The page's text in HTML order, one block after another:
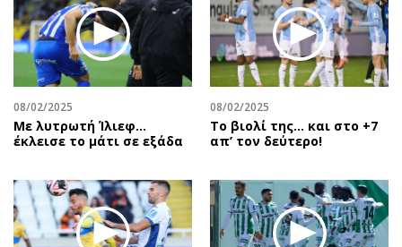
08/02/2025
Με λυτρωτή Ίλιεφ…
έκλεισε το μάτι σε εξάδα
08/02/2025
Το βιολί της… και στο +7
απ’ τον δεύτερο!